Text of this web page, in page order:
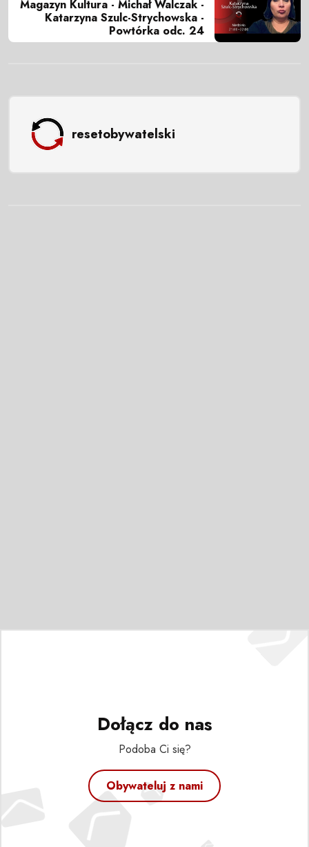
Magazyn Kultura - Michał Walczak -
Katarzyna Szulc-Strychowska -
Powtórka odc. 24
resetobywatelski
Dołącz do nas
Podoba Ci się?
Obywateluj z nami